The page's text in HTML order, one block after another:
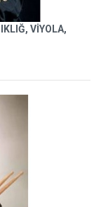
VİYOLA,